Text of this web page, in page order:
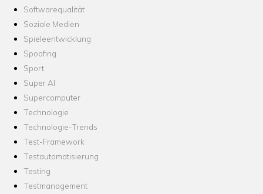
Softwarequalität
Soziale Medien
Spieleentwicklung
Spoofing
Sport
Super AI
Supercomputer
Technologie
Technologie-Trends
Test-Framework
Testautomatisierung
Testing
Testmanagement